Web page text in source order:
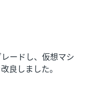
ードし、仮想マシ
良しました。